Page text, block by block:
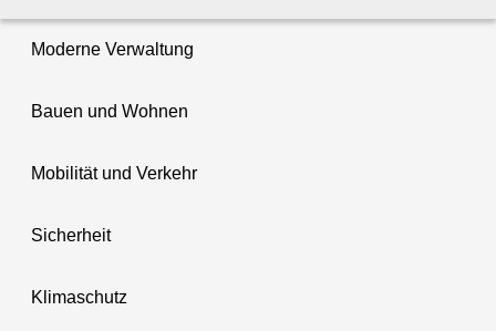
Moderne Verwaltung
Bauen und Wohnen
Mobilität und Verkehr
Sicherheit
Klimaschutz